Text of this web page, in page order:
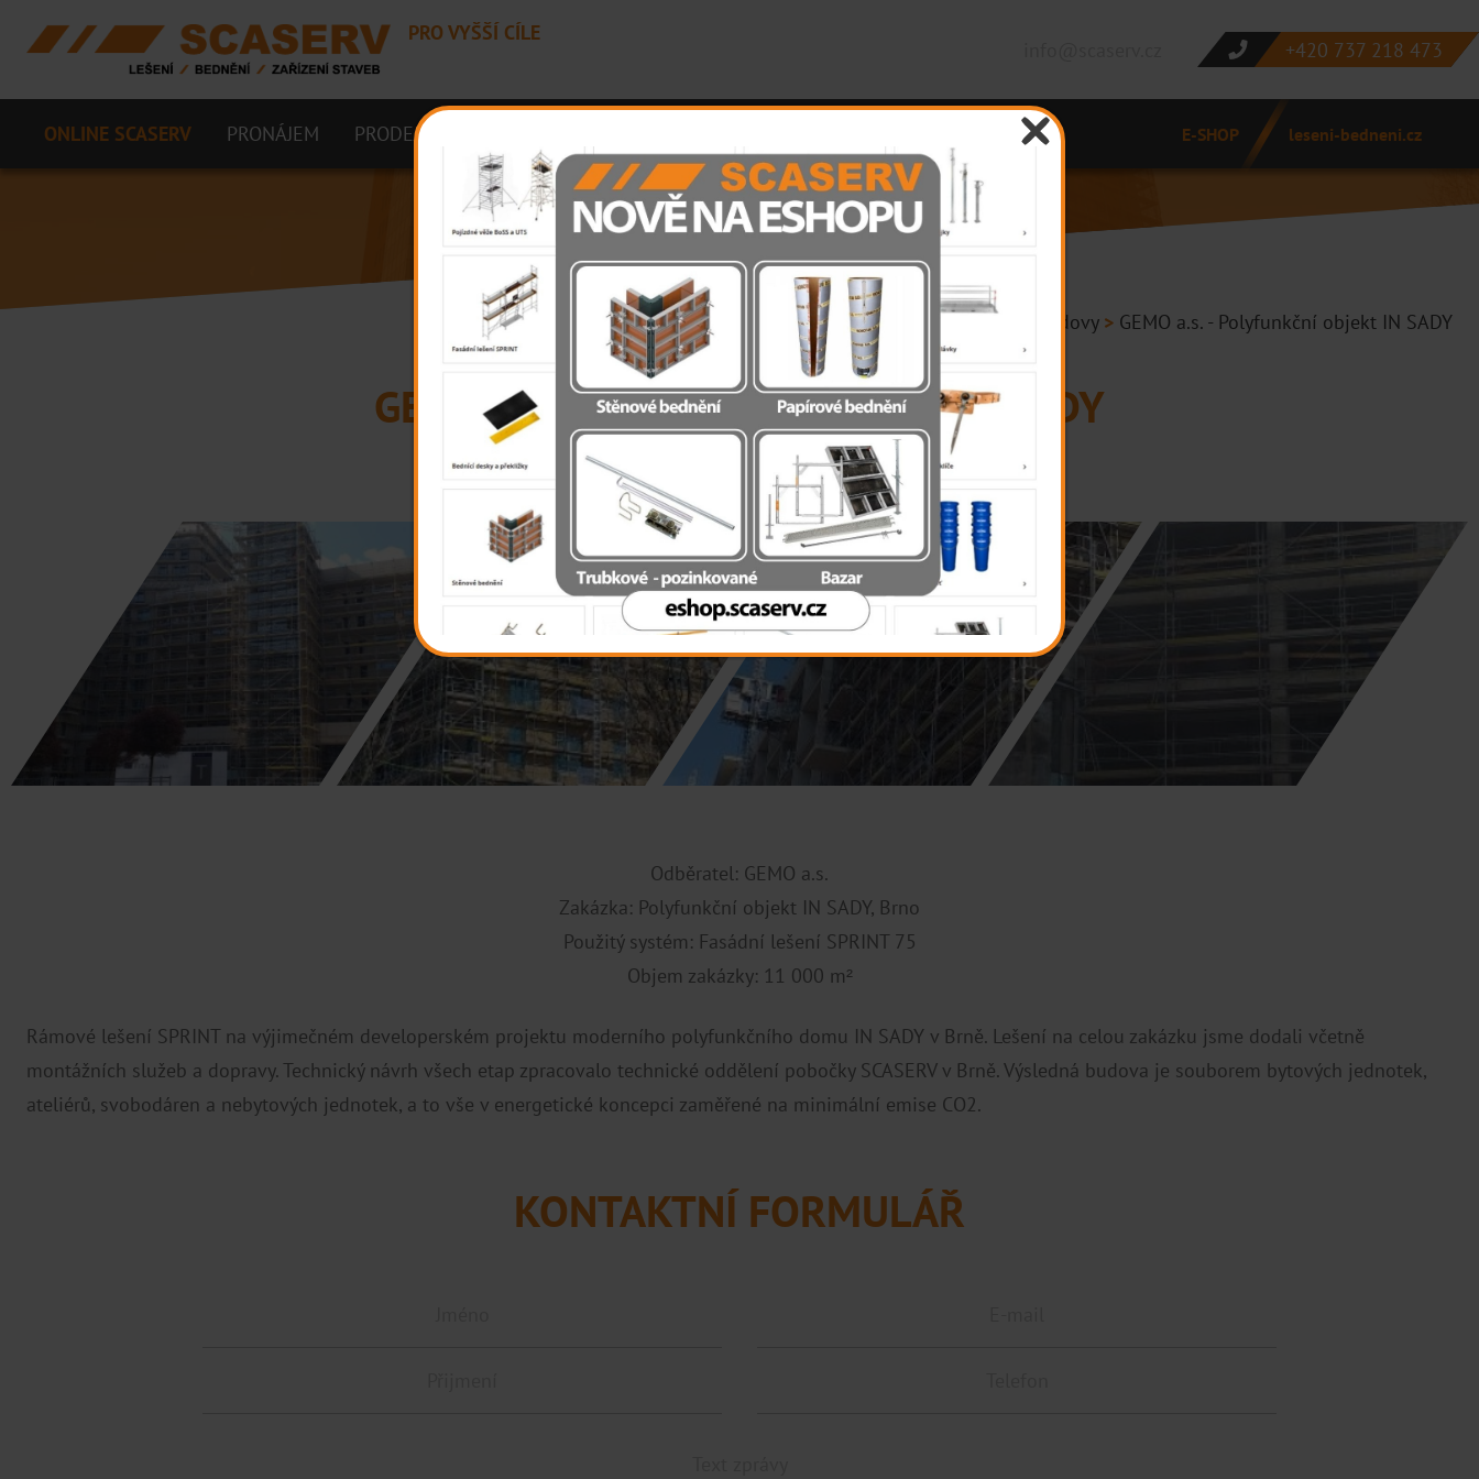
PRO VYŠŠÍ CÍLE
+420 737 218 473
ONLINE SCASERV PRONÁJEM PRODEJ E-SHOP leseni-bedneni.cz
Úvod > Projekty Administrativní budovy > GEMO a.s. - Polyfunkční objekt IN SADY
GEMO a.s. - Polyfunkční objekt IN SADY
Odběratel: GEMO a.s.
Zakázka: Polyfunkční objekt IN SADY, Brno
Použitý systém: Fasádní lešení SPRINT 75
Objem zakázky: 11 000 m²
Rámové lešení SPRINT na výjimečném developerském projektu moderního polyfunkčního domu IN SADY v Brně. Lešení na celou zakázku jsme dodali včetně
montážních služeb a dopravy. Technický návrh všech etap zpracovalo technické oddělení pobočky SCASERV v Brně. Výsledná budova je souborem bytových jednotek,
ateliérů, svobodáren a nebytových jednotek, a to vše v energetické koncepci zaměřené na minimální emise CO2.
KONTAKTNÍ FORMULÁŘ